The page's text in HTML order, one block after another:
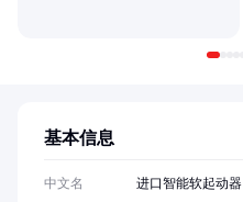
基本信息
中文名
进口智能软起动器